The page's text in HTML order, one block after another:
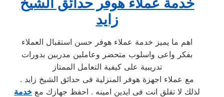
زايد
اهم ما يميز خدمة عملاء هوفر حسن استقبال العملاء
بفكر واعى واسلوب متحضر وعاملين مدربين بدورات
تدريبية على كيفية التعامل الممتاز
مع عملاء اجهزة هوفر المنزلية فى حدائق الشيخ زايد .
لذلك لا تقلق انت فى ايدين امينه . احفظ جهازك مع خدمة